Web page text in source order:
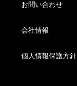
お問い合わせ
会社情報
個人情報保護方針